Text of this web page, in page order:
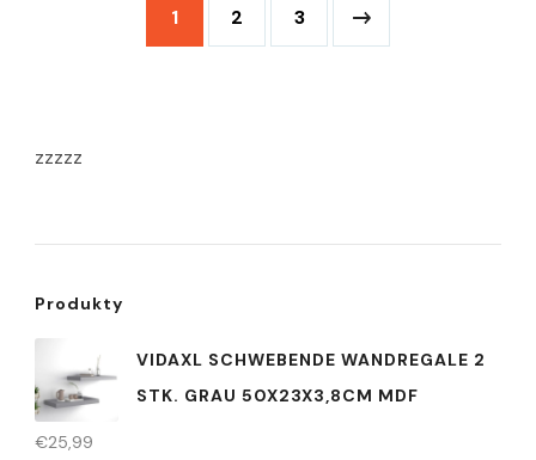
1 2 3
zzzzz
Produkty
VIDAXL SCHWEBENDE WANDREGALE 2
STK. GRAU 50X23X3,8CM MDF
€25,99